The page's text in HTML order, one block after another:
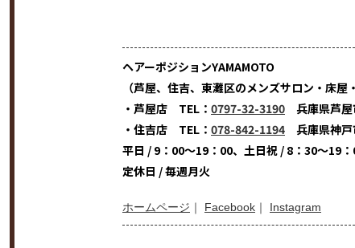
ヘアーポジションYAMAMOTO
（芦屋、住吉、東灘区のメンズサロン・床屋
・芦屋店 TEL： 0797-32-3190 兵庫県芦屋
・住吉店 TEL： 078-842-1194 兵庫県神
平日 / 9：00～19：00、土日祝 / 8：30～19
定休日 / 毎週月火
ホームページ ｜ Facebook ｜ Instagram